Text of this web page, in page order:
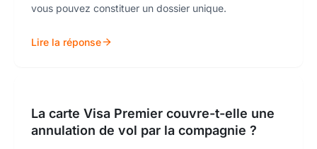
vous pouvez constituer un dossier unique.
Lire la réponse
La carte Visa Premier couvre-t-elle une
annulation de vol par la compagnie ?